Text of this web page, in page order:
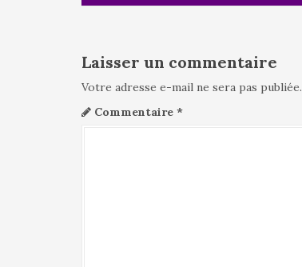
i
t
i
o
n
Laisser un commentaire
Votre adresse e-mail ne sera pas publiée.
Commentaire *